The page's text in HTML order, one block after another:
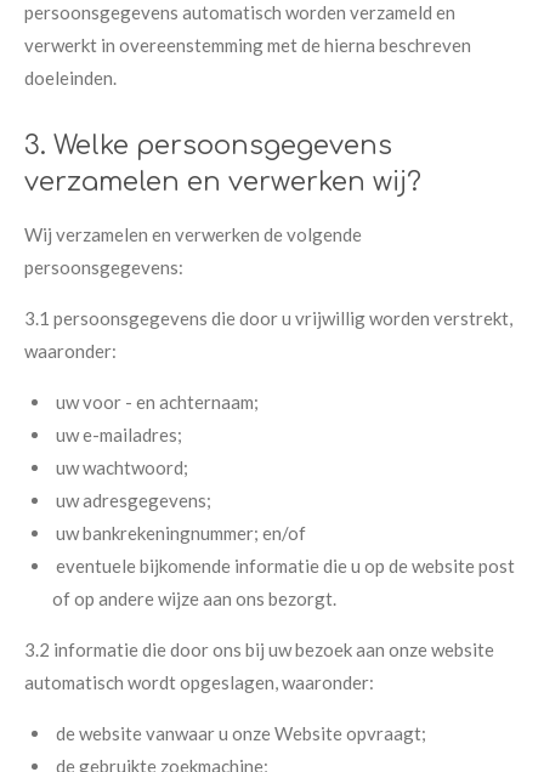
persoonsgegevens automatisch worden verzameld en
verwerkt in overeenstemming met de hierna beschreven
doeleinden.
3. Welke persoonsgegevens
verzamelen en verwerken wij?
Wij verzamelen en verwerken de volgende
persoonsgegevens:
3.1 persoonsgegevens die door u vrijwillig worden verstrekt,
waaronder:
​uw voor - en achternaam;
​uw e-mailadres;
​uw wachtwoord;
​uw adresgegevens;
​uw bankrekeningnummer; en/of
​eventuele bijkomende informatie die u op de website post
of op andere wijze aan ons bezorgt.
3.2 informatie die door ons bij uw bezoek aan onze website
automatisch wordt opgeslagen, waaronder:
de website vanwaar u onze Website opvraagt;
de gebruikte zoekmachine;